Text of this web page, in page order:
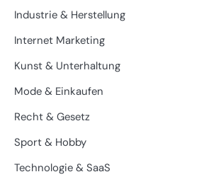
Industrie & Herstellung
Internet Marketing
Kunst & Unterhaltung
Mode & Einkaufen
Recht & Gesetz
Sport & Hobby
Technologie & SaaS